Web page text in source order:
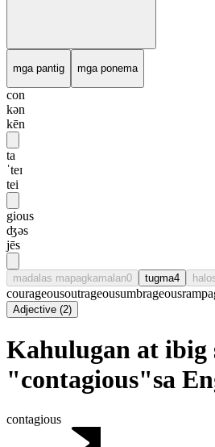
mga pantig mga ponema
con
kən
kēn
ta
ˈteɪ
tei
gious
ʤəs
jēs
madalas mapagkamalan0 tugma4
courageousoutrageousumbrageous
Adjective (2)
Kahulugan at ibig
"contagious"sa
contagious